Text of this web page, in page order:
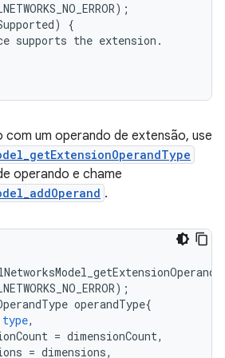
{
supports the extension.
com um operando de extensão, use
operando e chame
.
);
operandType{
type,
= dimensionCount,
= dimensions,